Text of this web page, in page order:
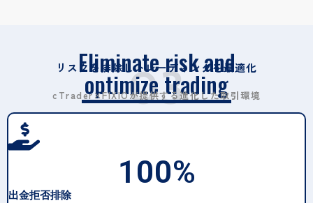
リスクを排除しトレーディングを最適化
03
Eliminate risk and
optimize trading
cTrader×FIXIOが提供する進化した取引環境
100%
出金拒否排除